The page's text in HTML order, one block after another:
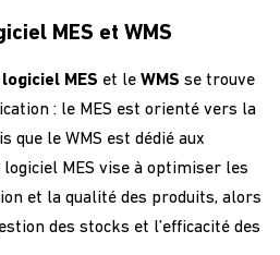
MES et WMS
logiciel MES et le WMS se trouve
: le MES est orienté vers la
que le WMS est dédié aux
MES vise à optimiser les
et la qualité des produits, alors
des stocks et l’efficacité des